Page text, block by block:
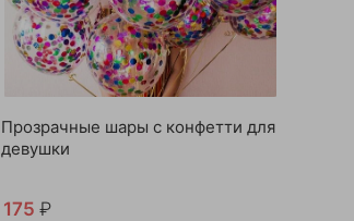
Прозрачные шары с конфетти для
девушки
175₽